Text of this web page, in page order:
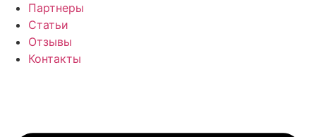
Партнеры
Статьи
Отзывы
Контакты